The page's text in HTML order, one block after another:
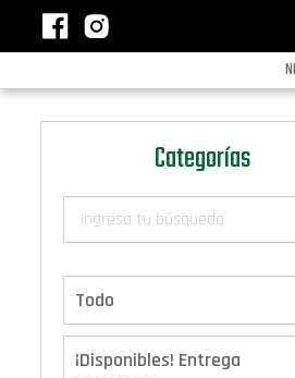
Categorías
Todo
¡Disponibles! Entrega